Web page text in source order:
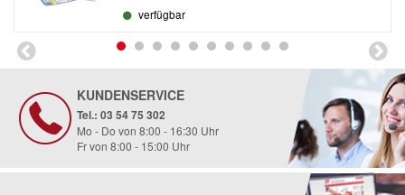
verfügbar
KUNDENSERVICE
Tel.: 03 54 75 302
Mo - Do von 8:00 - 16:30 Uhr
Fr von 8:00 - 15:00 Uhr